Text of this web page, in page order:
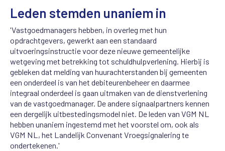
Leden stemden unaniem in
'Vastgoedmanagers hebben, in overleg met hun
opdrachtgevers, gewerkt aan een standaard
uitvoeringsinstructie voor deze nieuwe gemeentelijke
wetgeving met betrekking tot schuldhulpverlening. Hierbij is
gebleken dat melding van huurachterstanden bij gemeenten
een onderdeel is van het debiteurenbeheer en daarmee
integraal onderdeel is gaan uitmaken van de dienstverlening
van de vastgoedmanager. De andere signaalpartners kennen
een dergelijk uitbestedingsmodel niet. De leden van VGM NL
hebben unaniem ingestemd met het voorstel om, ook als
VGM NL, het Landelijk Convenant Vroegsignalering te
ondertekenen.'